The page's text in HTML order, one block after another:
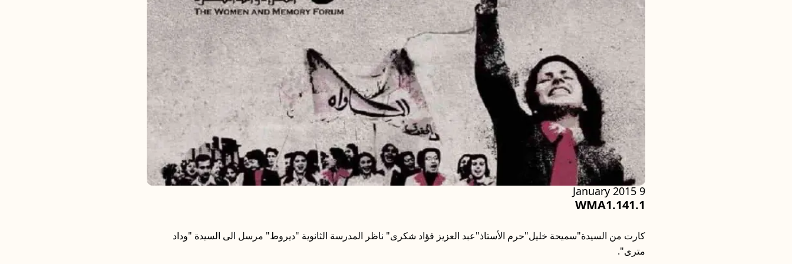
WMA1.141.1
9 January 2015
كارت من السيدة"سميحة خليل"حرم الأستاذ"عبد العزيز فؤاد شكرى" ناظر المدرسة الثانوية "ديروط" مرسل الى السيدة "وداد
مترى".